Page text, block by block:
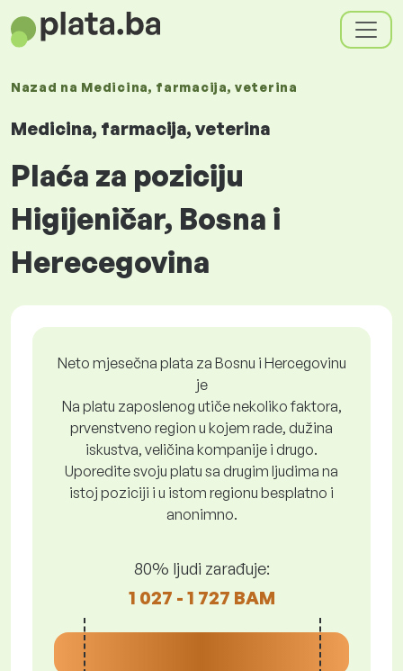
Nazad na Medicina, farmacija, veterina
Medicina, farmacija, veterina
Plaća za poziciju
Higijeničar, Bosna i
Herecegovina
Neto mjesečna plata za Bosnu i Hercegovinu
je
Na platu zaposlenog utiče nekoliko faktora,
prvenstveno region u kojem rade, dužina
iskustva, veličina kompanije i drugo.
Uporedite svoju platu sa drugim ljudima na
istoj poziciji i u istom regionu besplatno i
anonimno.
80% ljudi zarađuje:
1 027 - 1 727 BAM